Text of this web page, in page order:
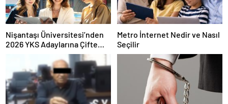
Nişantaşı Üniversitesi’nden
2026 YKS Adaylarına Çifte
Güvence: Sabit Ücret ve
Kesintisiz Burs
Metro İnternet Nedir ve Nasıl
Seçilir